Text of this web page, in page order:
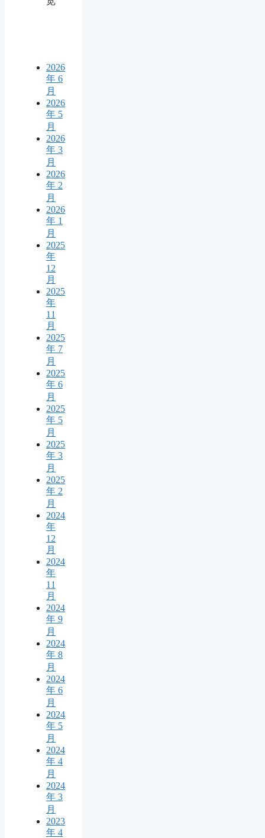
2026
年 6
月
2026
年 5
月
2026
年 3
月
2026
年 2
月
2026
年 1
月
2025
年
12
月
2025
年
11
月
2025
年 7
月
2025
年 6
月
2025
年 5
月
2025
年 3
月
2025
年 2
月
2024
年
12
月
2024
年
11
月
2024
年 9
月
2024
年 8
月
2024
年 6
月
2024
年 5
月
2024
年 4
月
2024
年 3
月
2023
年 4